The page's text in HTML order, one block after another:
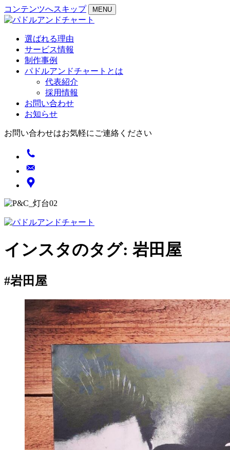
コンテンツへスキップ MENU
選ばれる理由
サービス情報
制作事例
パドルアンドチャートとは
代表紹介
採用情報
お問い合わせ
お知らせ
お問い合わせはお気軽にご連絡ください
インスタのタグ: 岩田屋
#岩田屋